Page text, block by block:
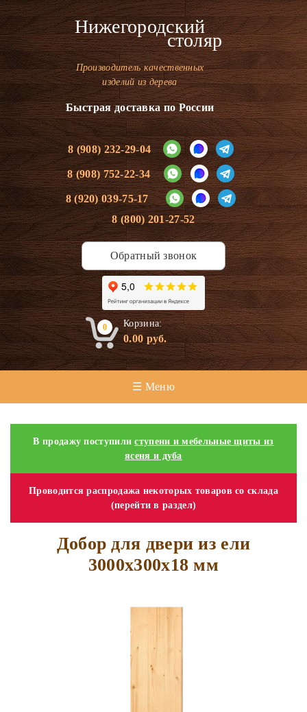
Нижегородский
столяр
Производитель качественных
изделий из дерева
Быстрая доставка по России
8 (908) 232-29-04
8 (908) 752-22-34
8 (920) 039-75-17
8 (800) 201-27-52
Обратный звонок
0 Корзина:
0.00руб.
☰ Меню
В продажу поступилиступени и мебельные щиты из
ясеня и дуба
Проводится распродажа некоторых товаров со склада
(перейти в раздел)
Добор для двери из ели
3000х300х18 мм